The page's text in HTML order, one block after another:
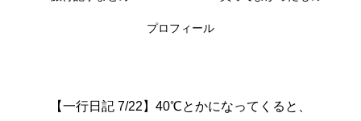
プロフィール
【一行日記 7/22】40℃とかになってくると、